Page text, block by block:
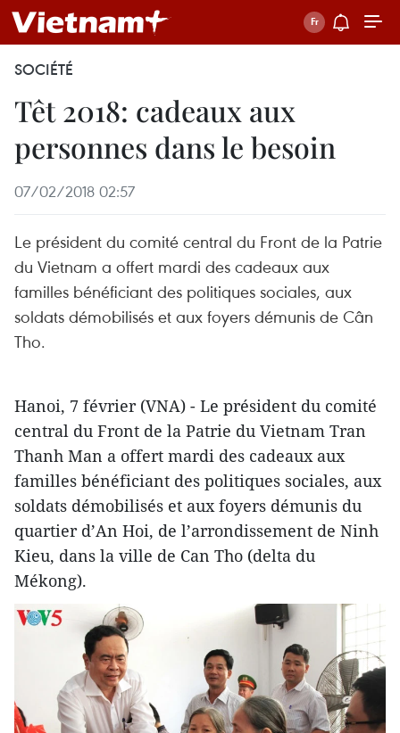
SOCIÉTÉ
Têt 2018: cadeaux aux
personnes dans le besoin
07/02/2018 02:57
Le président du comité central du Front de la Patrie
du Vietnam a offert mardi des cadeaux aux
familles bénéficiant des politiques sociales, aux
soldats démobilisés et aux foyers démunis de Cân
Tho.
Hanoi, 7 février (VNA) - Le président du comité
central du Front de la Patrie du Vietnam Tran
Thanh Man a offert mardi des cadeaux aux
familles bénéficiant des politiques sociales, aux
soldats démobilisés et aux foyers démunis du
quartier d’An Hoi, de l’arrondissement de Ninh
Kieu, dans la ville de Can Tho (delta du
Mékong).